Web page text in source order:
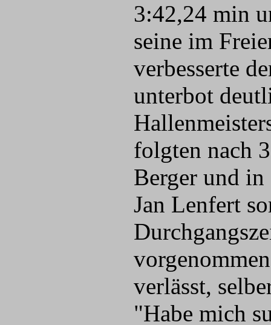
3:42,24 min
seine im
verbesserte
unterbot
folgten nach
Berger und
Jan Lenfert
verlässt,
"Habe mich